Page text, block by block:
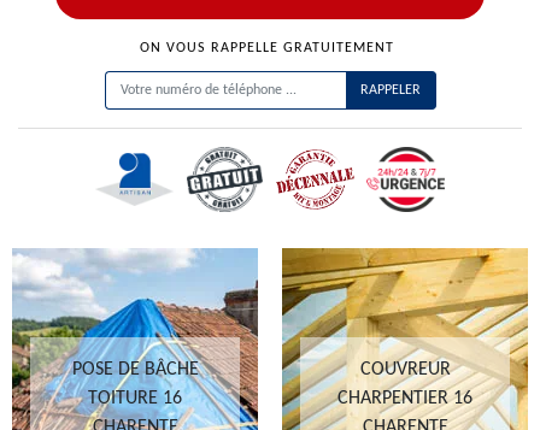
ON VOUS RAPPELLE GRATUITEMENT
POSE DE BÂCHE
TOITURE 16
COUVREUR
CHARPENTIER 16